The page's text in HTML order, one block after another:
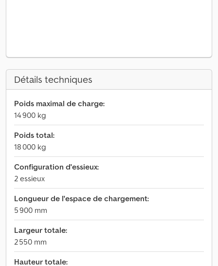
Détails techniques
Poids maximal de charge:
14 900 kg
Poids total:
18 000 kg
Configuration d'essieux:
2 essieux
Longueur de l'espace de chargement:
5 900 mm
Largeur totale:
2 550 mm
Hauteur totale: